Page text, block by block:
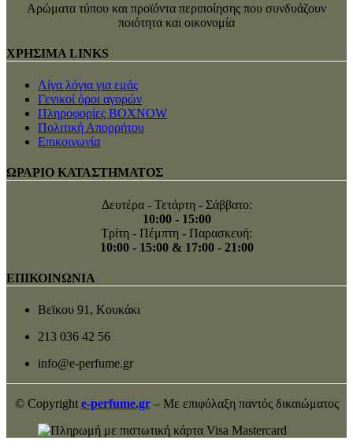
Αρώματα τύπου και προϊόντα περιποίησης που συνδυάζουν
ποιότητα και οικονομία
ΧΡΗΣΙΜΑ LINKS
Λίγα λόγια για εμάς
Γενικοί όροι αγορών
Πληροφορίες BOXNOW
Πολιτική Απορρήτου
Επικοινωνία
ΩΡΑΡΙΟ ΚΑΤΑΣΤΗΜΑΤΟΣ
Δευτέρα - Τετάρτη - Σάββατο:
10:00 - 15:00
Τρίτη - Πέμπτη - Παρασκευή:
10:00 - 15:00 & 17:00 - 21:00
ΕΠΙΚΟΙΝΩΝΙΑ
Βεϊκου 91, Κουκάκι
213 036 42 56
info@e-perfume.gr
© Copyright e-perfume.gr– Με επιφύλαξη παντός δικαιώματος